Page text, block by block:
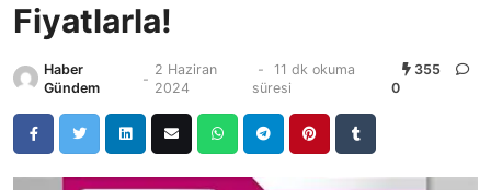
Fiyatlarla!
Haber
Gündem
-
2 Haziran
2024
-
11 dk okuma
süresi
355
0